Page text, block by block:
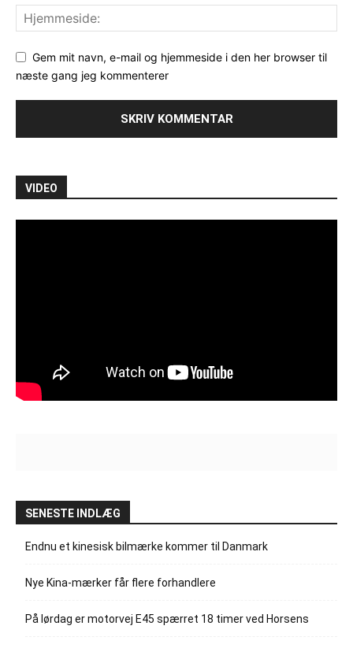
Gem mit navn, e-mail og hjemmeside i den her browser til
næste gang jeg kommenterer
VIDEO
SENESTE INDLÆG
Endnu et kinesisk bilmærke kommer til Danmark
Nye Kina-mærker får flere forhandlere
På lørdag er motorvej E45 spærret 18 timer ved Horsens